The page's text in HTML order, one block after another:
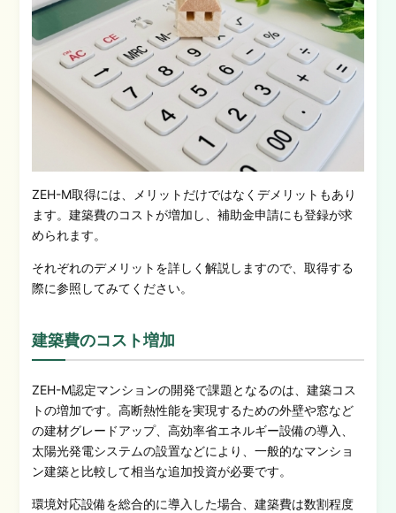
ZEH-M取得には、メリットだけではなくデメリットもあり
ます。建築費のコストが増加し、補助金申請にも登録が求
められます。
それぞれのデメリットを詳しく解説しますので、取得する
際に参照してみてください。
建築費のコスト増加
ZEH-M認定マンションの開発で課題となるのは、建築コス
トの増加です。高断熱性能を実現するための外壁や窓など
の建材グレードアップ、高効率省エネルギー設備の導入、
太陽光発電システムの設置などにより、一般的なマンショ
ン建築と比較して相当な追加投資が必要です。
環境対応設備を総合的に導入した場合、建築費は数割程度